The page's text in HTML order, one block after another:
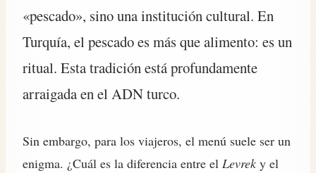
«pescado», sino una institución cultural. En
Turquía, el pescado es más que alimento: es un
ritual. Esta tradición está profundamente
arraigada en el ADN turco.
Sin embargo, para los viajeros, el menú suele ser un
enigma. ¿Cuál es la diferencia entre el Levrek y el